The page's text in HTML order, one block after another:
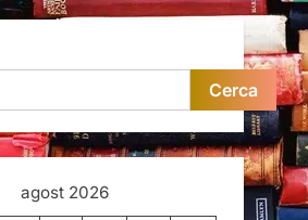
Cerca
agost 2026